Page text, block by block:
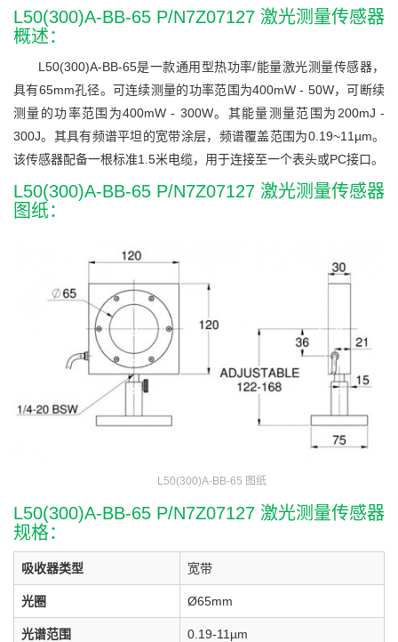
L50(300)A-BB-65 P/N7Z07127 激光测量传感器
概述：
L50(300)A-BB-65是一款通用型热功率/能量激光测量传感器，
具有65mm孔径。可连续测量的功率范围为400mW - 50W，可断续
测量的功率范围为400mW - 300W。其能量测量范围为200mJ -
300J。其具有频谱平坦的宽带涂层，频谱覆盖范围为0.19~11µm。
该传感器配备一根标准1.5米电缆，用于连接至一个表头或PC接口。
L50(300)A-BB-65 P/N7Z07127 激光测量传感器
图纸：
L50(300)A-BB-65 图纸
L50(300)A-BB-65 P/N7Z07127 激光测量传感器
规格：
吸收器类型 宽带
光圈 Ø65mm
光谱范围 0.19-11µm